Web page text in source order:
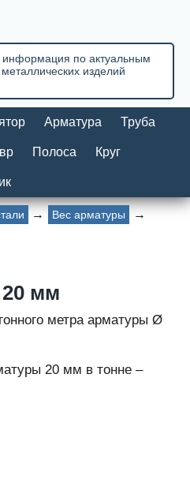
по актуальным
изделий
Арматура Труба
Полоса Круг
Вес арматуры
мм
метра арматуры Ø
20 мм в тонне –